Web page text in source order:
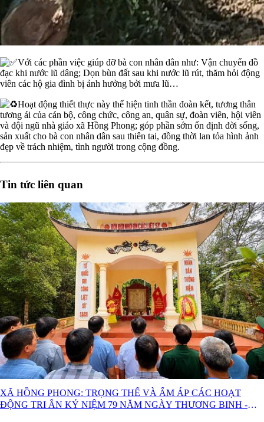
Với các phần việc giúp đỡ bà con nhân dân như: Vận chuyển đồ
đạc khi nước lũ dâng; Dọn bùn đất sau khi nước lũ rút, thăm hỏi động
viên các hộ gia đình bị ảnh hưởng bởi mưa lũ…
Hoạt động thiết thực này thể hiện tinh thần đoàn kết, tương thân
tương ái của cán bộ, công chức, công an, quân sự, đoàn viên, hội viên
và đội ngũ nhà giáo xã Hồng Phong; góp phần sớm ổn định đời sống,
sản xuất cho bà con nhân dân sau thiên tai, đồng thời lan tỏa hình ảnh
đẹp về trách nhiệm, tình người trong cộng đồng.
Tin tức liên quan
XÃ HỒNG PHONG: TRỌNG THỂ VÀ ẤM ÁP CÁC HOẠT
ĐỘNG TRI ÂN KỶ NIỆM 79 NĂM NGÀY THƯƠNG BINH -